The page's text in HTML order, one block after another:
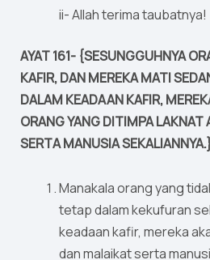
ii- Allah terima taubatnya!
AYAT 161- {SESUNGGUHNYA
KAFIR, DAN MEREKA MATI
DALAM KEADAAN KAFIR,
ORANG YANG DITIMPA LAKNAT
SERTA MANUSIA
Manakala orang yang
tetap dalam kekufuran
keadaan kafir, mereka
dan malaikat serta